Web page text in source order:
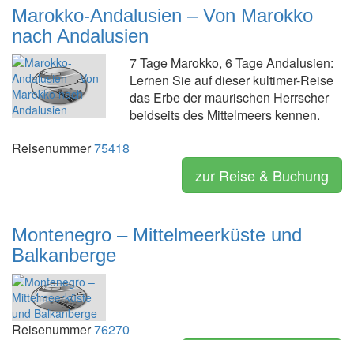
Marokko-Andalusien – Von Marokko
nach Andalusien
7 Tage Marokko, 6 Tage Andalusien:
Lernen Sie auf dieser kultimer-Reise
das Erbe der maurischen Herrscher
beidseits des Mittelmeers kennen.
Reisenummer75418
zur Reise & Buchung
Montenegro – Mittelmeerküste und
Balkanberge
Reisenummer76270